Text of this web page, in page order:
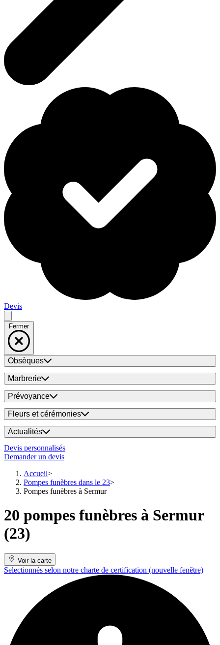
Devis
Fermer
Obsèques
Marbrerie
Prévoyance
Fleurs et cérémonies
Actualités
Devis personnalisés
Demander un devis
Accueil
Pompes funèbres dans le 23
Pompes funèbres à Sermur
20 pompes funèbres à Sermur
(23)
Voir la carte
Selectionnés selon notre charte de certification (nouvelle fenêtre)